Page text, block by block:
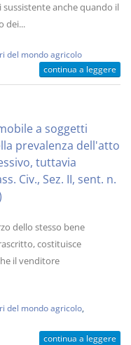
anche quando il
dei...
del mondo agricolo
continua a leggere
a soggetti
prevalenza dell'atto
tuttavia
Civ., Sez. II, sent. n.
dello stesso bene
costituisce
il venditore
del mondo agricolo
continua a leggere